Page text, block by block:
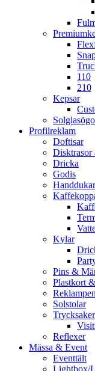
110
210
Kepsar
Profilreklam
Doftisar
Dricka
Godis
Handdukar
Kylar
Pins &
Plastkort
Solstolar
Trycksaker
Reflexer
Mässa & Event
Eventtält
Lightbox/